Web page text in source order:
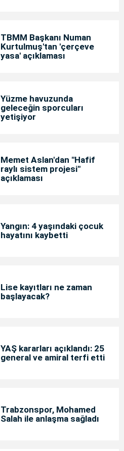
TBMM Başkanı Numan
Kurtulmuş'tan 'çerçeve
yasa' açıklaması
Yüzme havuzunda
geleceğin sporcuları
yetişiyor
Memet Aslan'dan "Hafif
raylı sistem projesi"
açıklaması
Yangın: 4 yaşındaki çocuk
hayatını kaybetti
Lise kayıtları ne zaman
başlayacak?
YAŞ kararları açıklandı: 25
general ve amiral terfi etti
Trabzonspor, Mohamed
Salah ile anlaşma sağladı